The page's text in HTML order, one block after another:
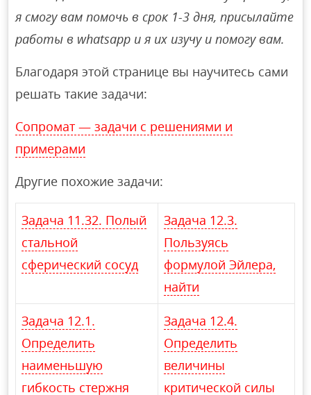
я смогу вам помочь в срок 1-3 дня, присылайте
работы в whatsapp и я их изучу и помогу вам.
Благодаря этой странице вы научитесь сами
решать такие задачи:
Сопромат — задачи с решениями и
примерами
Другие похожие задачи:
Задача 11.32. Полый
стальной
сферический сосуд
Задача 12.3.
Пользуясь
формулой Эйлера,
найти
Задача 12.1.
Определить
наименьшую
гибкость стержня
Задача 12.4.
Определить
величины
критической силы